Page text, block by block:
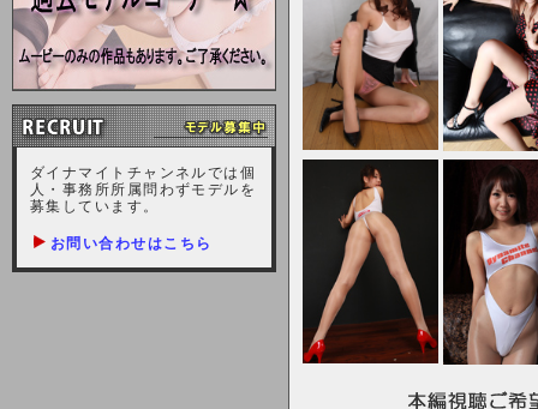
【サーバーメンテナンスのお知ら
せ】
9月10日（土曜日）AM6：00から
AM8：00（予定）サーバーメンテ
ナンスを致します。ご迷惑をおかけ
しますが、宜しくお願い致します。
2021-10-22 (金)
2021/10/7に起きました地震によ
ダイナマイトチャンネルでは個
人・事務所所属問わずモデルを
募集しています。
お問い合わせはこちら